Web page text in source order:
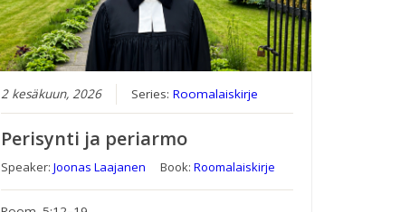
2 kesäkuun, 2026 Series:Roomalaiskirje
Perisynti ja periarmo
Speaker:Joonas Laajanen Book:Roomalaiskirje